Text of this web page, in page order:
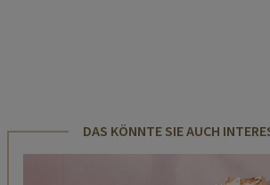
DAS KÖNNTE SIE AUCH